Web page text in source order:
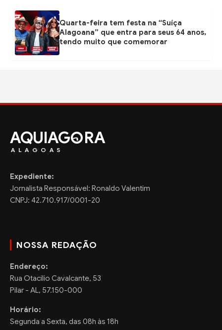
Quarta-feira tem festa na “Suíça
Alagoana” que entra para seus 64 anos,
tendo muito que comemorar
AQUIAG RA
ALAGOAS
Expediente:
Jornalista Responsável: Ronaldo Valentim
CNPJ: 42.710.917/0001-20
NOSSA REDAÇÃO
Endereço:
Rua Otacilio Cavalcante, 53
Pilar - AL, 57.150-000
Horário:
Segunda a Sexta, das 08h às 18h